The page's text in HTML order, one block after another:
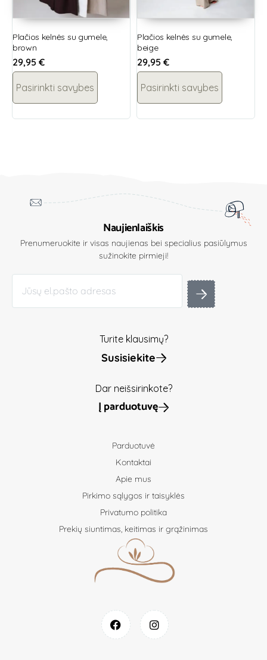
Plačios kelnės su gumele,
brown
29,95 €
Pasirinkti savybes
Plačios kelnės su gumele,
beige
29,95 €
Pasirinkti savybes
Naujienlaiškis
Prenumeruokite ir visas naujienas bei specialius pasiūlymus
sužinokite pirmieji!
Turite klausimų?
Susisiekite
Dar neišsirinkote?
Į parduotuvę
Parduotuvė
Kontaktai
Apie mus
Pirkimo sąlygos ir taisyklės
Privatumo politika
Prekių siuntimas, keitimas ir grąžinimas